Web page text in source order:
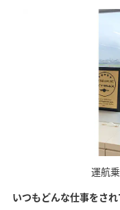
運航
いつもどんな仕事をさ